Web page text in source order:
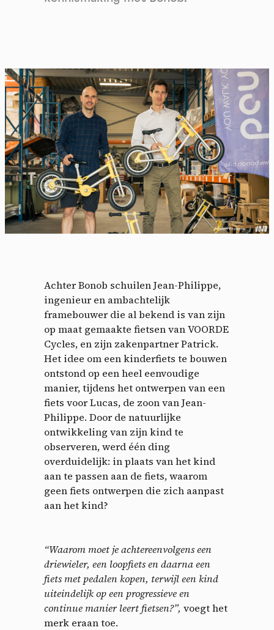
Achter Bonob schuilen Jean-Philippe,
ingenieur en ambachtelijk
framebouwer die al bekend is van zijn
op maat gemaakte fietsen van VOORDE
Cycles, en zijn zakenpartner Patrick.
Het idee om een kinderfiets te bouwen
ontstond op een heel eenvoudige
manier, tijdens het ontwerpen van een
fiets voor Lucas, de zoon van Jean-
Philippe. Door de natuurlijke
ontwikkeling van zijn kind te
observeren, werd één ding
overduidelijk: in plaats van het kind
aan te passen aan de fiets, waarom
geen fiets ontwerpen die zich aanpast
aan het kind?
“Waarom moet je achtereenvolgens een
driewieler, een loopfiets en daarna een
fiets met pedalen kopen, terwijl een kind
uiteindelijk op een progressieve en
continue manier leert fietsen?”, voegt het
merk eraan toe.